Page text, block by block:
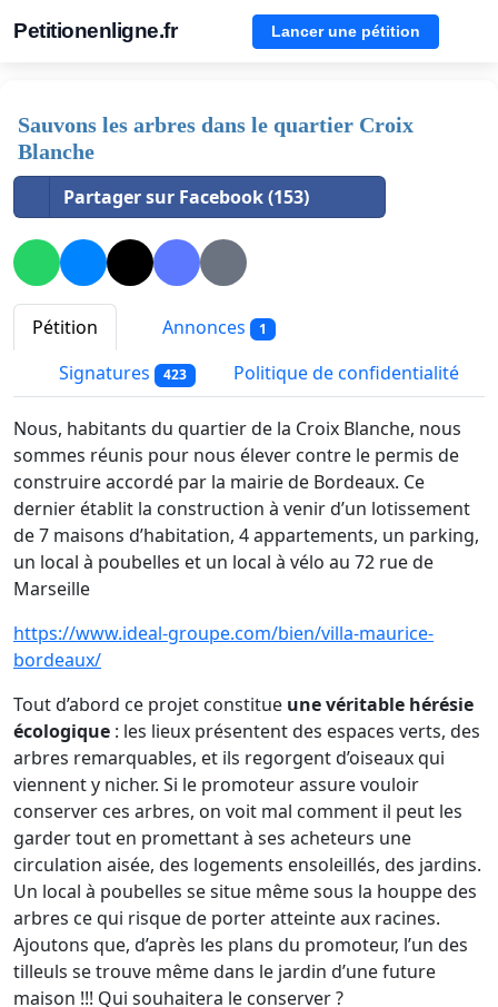
Petitionenligne.fr Lancer une pétition
Sauvons les arbres dans le quartier Croix
Blanche
Partager sur Facebook (153)
Pétition Annonces 1
Signatures 423 Politique de confidentialité
Nous, habitants du quartier de la Croix Blanche, nous
sommes réunis pour nous élever contre le permis de
construire accordé par la mairie de Bordeaux. Ce
dernier établit la construction à venir d’un lotissement
de 7 maisons d’habitation, 4 appartements, un parking,
un local à poubelles et un local à vélo au 72 rue de
Marseille
https://www.ideal-groupe.com/bien/villa-maurice-
bordeaux/
Tout d’abord ce projet constitue une véritable hérésie
écologique : les lieux présentent des espaces verts, des
arbres remarquables, et ils regorgent d’oiseaux qui
viennent y nicher. Si le promoteur assure vouloir
conserver ces arbres, on voit mal comment il peut les
garder tout en promettant à ses acheteurs une
circulation aisée, des logements ensoleillés, des jardins.
Un local à poubelles se situe même sous la houppe des
arbres ce qui risque de porter atteinte aux racines.
Ajoutons que, d’après les plans du promoteur, l’un des
tilleuls se trouve même dans le jardin d’une future
maison !!! Qui souhaitera le conserver ?